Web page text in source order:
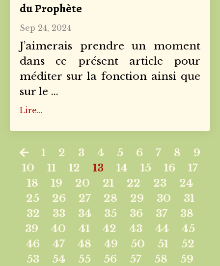
du Prophète
Sep 24, 2024
J’aimerais prendre un moment
dans ce présent article pour
méditer sur la fonction ainsi que
sur le ...
Lire...
1 2 3 4 5 6 7 8
9
10
11 12 13 14 15 16
17
18
19 20 21 22 23
24
25
26 27 28 29 30
31
32
33 34 35 36 37
38
39
40 41 42 43 44
45
46
47 48 49 50 51
52
53
54 55 56 57 58
59